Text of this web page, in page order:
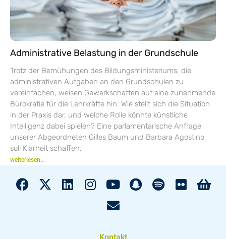
Administrative Belastung in der Grundschule
Trotz der Bemühungen des Bildungsministeriums, die
administrativen Aufgaben an den Grundschulen zu
vereinfachen, weisen Gewerkschaften auf eine zunehmende
Bürokratie für die Lehrkräfte hin. Wie stellt sich die Situation
in der Praxis dar, und welche Rolle könnte künstliche
Intelligenz dabei spielen? Eine parlamentarische Anfrage
unserer Abgeordneten Gilles Baum und Barbara Agostino
soll Klarheit schaffen.
weiterlesen...
Kontakt